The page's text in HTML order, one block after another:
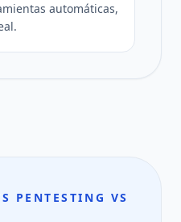
automáticas,
PENTESTING VS